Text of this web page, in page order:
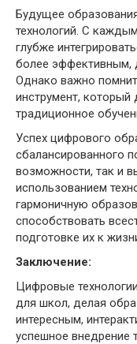
Будущее
технологий. С
глубже
более эффективным,
Однако важно
инструмент,
традиционное
Успех цифрового
сбалансированного
возможности, так и
использованием
гармоничную
способствовать
подготовке их к
Заключение:
Цифровые
для школ, делая
интересным,
успешное внедрение